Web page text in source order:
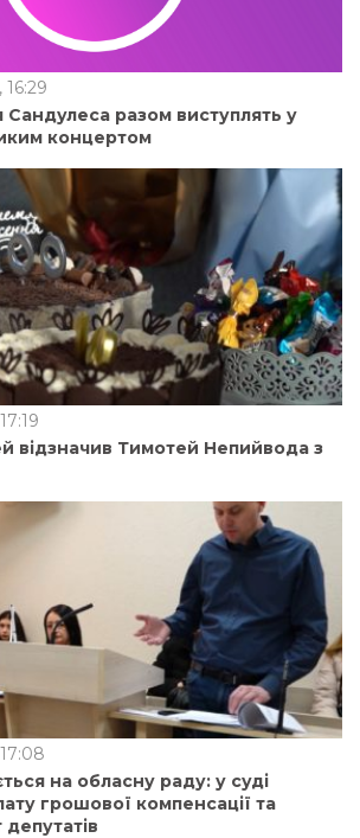
Сандулеса разом виступлять у
концертом
відзначив Тимотей Непийвода з
на обласну раду: у суді
грошової компенсації та